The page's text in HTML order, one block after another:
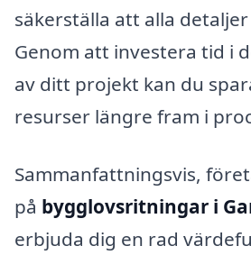
säkerställa att alla
Genom att investera tid i
av ditt projekt kan du
resurser längre fram i
Sammanfattningsvis,
på bygglovsritningar i
erbjuda dig en rad